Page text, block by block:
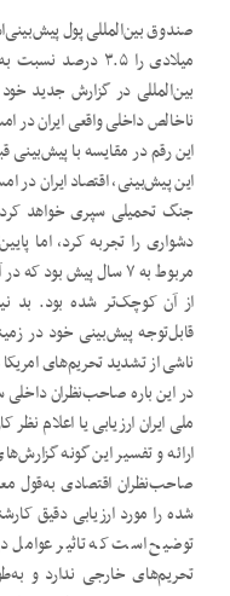
صندوق بین‌المللی پول
میلادی را ۳.۵
بین‌المللی در گزارش جدید
این پیش‌بینی، اقتصاد ایران
جنگ تحمیلی سپری خواهد کرد.
دشواری را تجربه کرد، اما
از آن کوچک‌تر شده بود. بد
قابل‌توجه پیش‌بینی خود در
ناشی از تشدید تحریم‌های
در این باره صاحب‌نظران داخلی
ملی ایران ارزیابی یا اعلام
ارائه و تفسیر این گونه
صاحب‌نظران اقتصادی به‌قول
شده را مورد ارزیابی دقیق
توضیح است که تاثیر عوامل
تحریم‌های خارجی ندارد و